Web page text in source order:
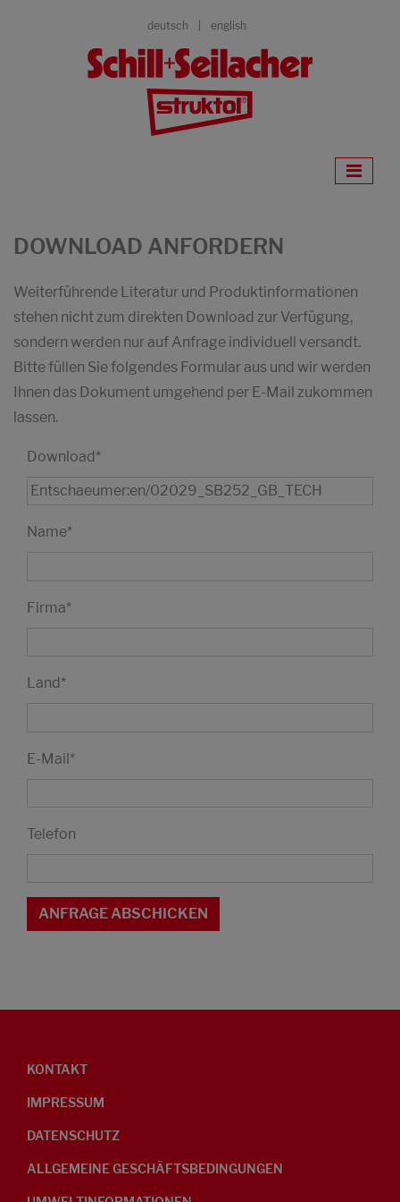
deutsch english
DOWNLOAD ANFORDERN
Weiterführende Literatur und Produktinformationen
stehen nicht zum direkten Download zur Verfügung,
sondern werden nur auf Anfrage individuell versandt.
Bitte füllen Sie folgendes Formular aus und wir werden
Ihnen das Dokument umgehend per E-Mail zukommen
lassen.
Download*
Name*
Firma*
Land*
E-Mail*
Telefon
KONTAKT
IMPRESSUM
DATENSCHUTZ
ALLGEMEINE GESCHÄFTSBEDINGUNGEN